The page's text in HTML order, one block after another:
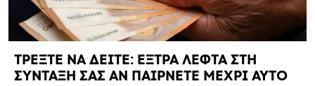
ΤΡΕΞΤΕ ΝΑ ΔΕΙΤΕ: ΕΞΤΡΑ ΛΕΦΤΑ ΣΤΗ
ΣΥΝΤΑΞΗ ΣΑΣ ΑΝ ΠΑΙΡΝΕΤΕ ΜΕΧΡΙ ΑΥΤΟ